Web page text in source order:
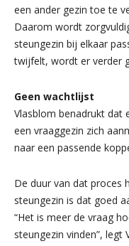
een ander gezin toe te
Daarom wordt
steungezin bij elkaar
twijfelt, wordt er verder
Geen wachtlijst
Vlasblom benadrukt dat
een vraaggezin zich
naar een passende
De duur van dat proces
steungezin is dat goed
“Het is meer de vraag
steungezin vinden”, legt